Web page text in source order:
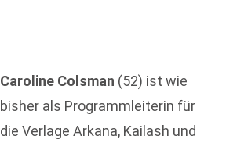
Caroline Colsman (52) ist wie
bisher als Programmleiterin für
die Verlage Arkana, Kailash und